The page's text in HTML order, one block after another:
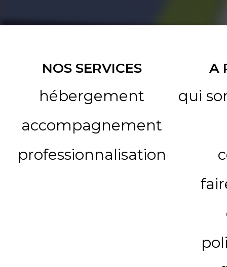
NOS SERVICES
hébergement
accompagnement
professionnalisation
A
qui